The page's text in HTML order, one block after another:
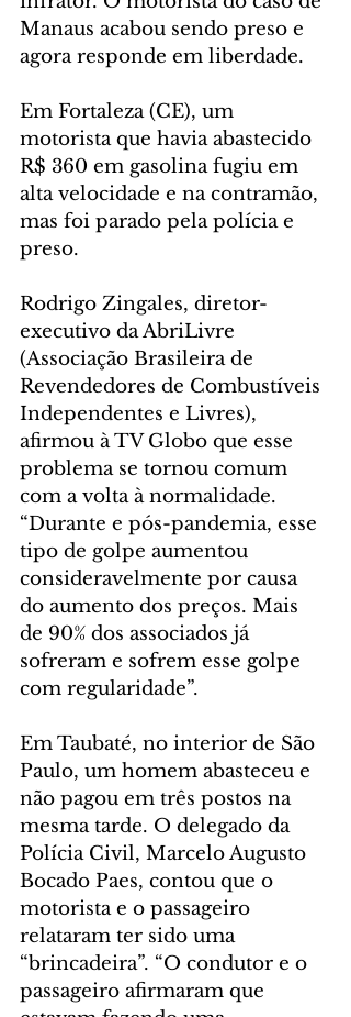
Manaus acabou sendo preso e
agora responde em liberdade.
Em Fortaleza (CE), um
motorista que havia abastecido
R$ 360 em gasolina fugiu em
alta velocidade e na contramão,
mas foi parado pela polícia e
preso.
Rodrigo Zingales, diretor-
executivo da AbriLivre
(Associação Brasileira de
Revendedores de Combustíveis
Independentes e Livres),
afirmou à TV Globo que esse
problema se tornou comum
com a volta à normalidade.
“Durante e pós-pandemia, esse
tipo de golpe aumentou
consideravelmente por causa
do aumento dos preços. Mais
de 90% dos associados já
sofreram e sofrem esse golpe
com regularidade”.
Em Taubaté, no interior de São
Paulo, um homem abasteceu e
não pagou em três postos na
mesma tarde. O delegado da
Polícia Civil, Marcelo Augusto
Bocado Paes, contou que o
motorista e o passageiro
relataram ter sido uma
“brincadeira”. “O condutor e o
passageiro afirmaram que